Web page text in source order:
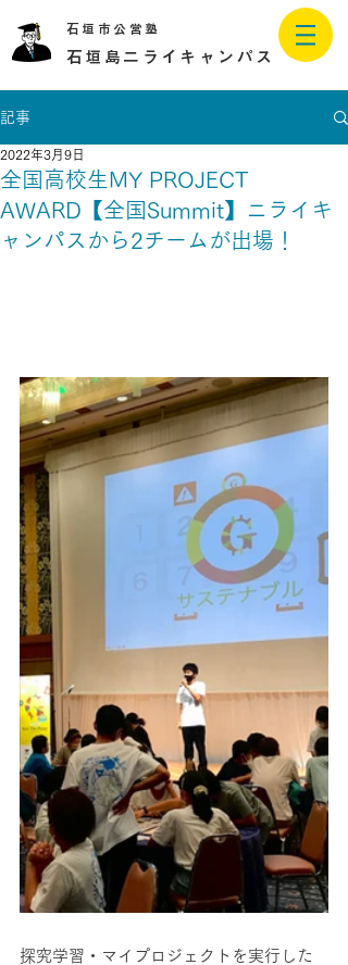
石垣市公営塾
石垣島二ライキャンパス
記事
全国高校生MY PROJECT
AWARD【全国Summit】ニライキ
ャンパスから2チームが出場！
2022年3月9日
探究学習・マイプロジェクトを実行した